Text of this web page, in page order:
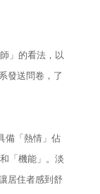
」的看法，以
發送問卷，了
備「熱情」佔
「機能」。淡
居住者感到舒